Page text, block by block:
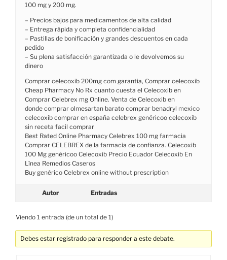
100 mg y 200 mg.
– Precios bajos para medicamentos de alta calidad
– Entrega rápida y completa confidencialidad
– Pastillas de bonificación y grandes descuentos en cada
pedido
– Su plena satisfacción garantizada o le devolvemos su
dinero
Comprar celecoxib 200mg com garantia, Comprar celecoxib
Cheap Pharmacy No Rx cuanto cuesta el Celecoxib en
Comprar Celebrex mg Online. Venta de Celecoxib en
donde comprar olmesartan barato comprar benadryl mexico
celecoxib comprar en españa celebrex genéricoo celecoxib
sin receta facil comprar
Best Rated Online Pharmacy Celebrex 100 mg farmacia
Comprar CELEBREX de la farmacia de confianza. Celecoxib
100 Mg genéricoo Celecoxib Precio Ecuador Celecoxib En
Línea Remedios Caseros
Buy genérico Celebrex online without prescription
Autor Entradas
Viendo 1 entrada (de un total de 1)
Debes estar registrado para responder a este debate.